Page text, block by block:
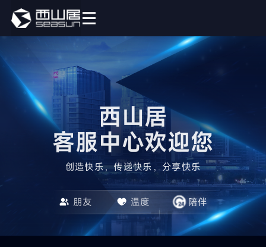
创造快乐，传递快乐，分享快乐
西山居
客服中心欢迎您
朋友 温度 陪伴